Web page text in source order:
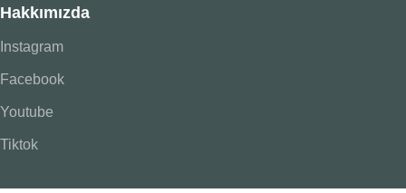
Hakkımızda
Instagram
Facebook
Youtube
Tiktok